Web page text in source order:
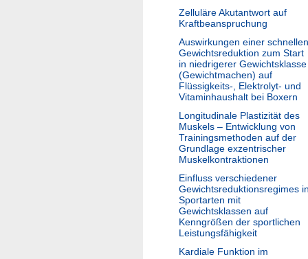
Zelluläre Akutantwort auf
Kraftbeanspruchung
Auswirkungen einer schnellen
Gewichtsreduktion zum Start
in niedrigerer Gewichtsklasse
(Gewichtmachen) auf
Flüssigkeits-, Elektrolyt- und
Vitaminhaushalt bei Boxern
Longitudinale Plastizität des
Muskels – Entwicklung von
Trainingsmethoden auf der
Grundlage exzentrischer
Muskelkontraktionen
Einfluss verschiedener
Gewichtsreduktionsregimes
Sportarten mit
Gewichtsklassen auf
Kenngrößen der sportlichen
Leistungsfähigkeit
Kardiale Funktion im